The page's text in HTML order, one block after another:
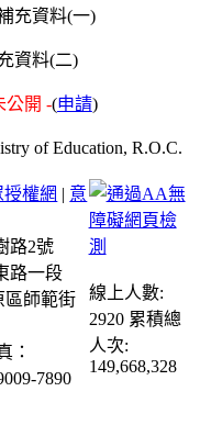
資料(二)
公開 -(申請)
of Education, R.O.C.
權網 | 意
路2號
路一段
區師範街
：
7890
線上人數:
2920 累積總
人次:
149,668,328